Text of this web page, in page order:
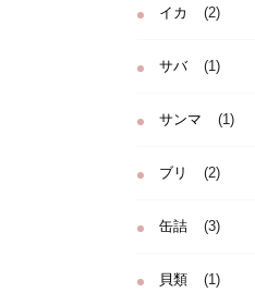
イカ (2)
サバ (1)
サンマ (1)
ブリ (2)
缶詰 (3)
貝類 (1)